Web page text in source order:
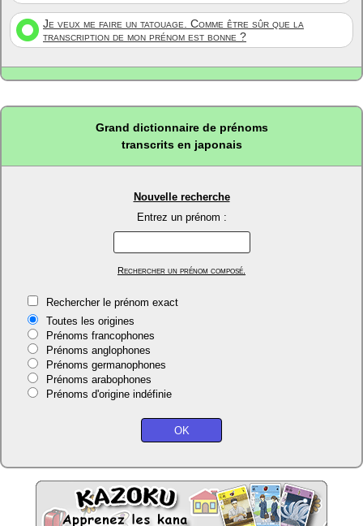
Je veux me faire un tatouage. Comme être sûr que la
transcription de mon prénom est bonne ?
Grand dictionnaire de prénoms
transcrits en japonais
Nouvelle recherche
Entrez un prénom :
Rechercher un prénom composé.
Rechercher le prénom exact
Toutes les origines
Prénoms francophones
Prénoms anglophones
Prénoms germanophones
Prénoms arabophones
Prénoms d'origine indéfinie